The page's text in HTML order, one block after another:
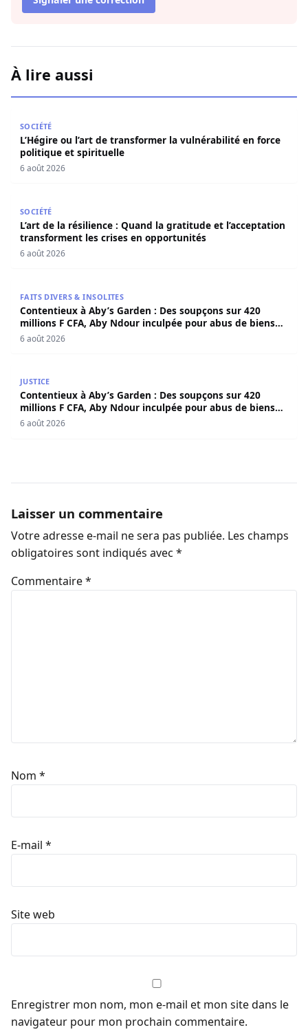
À lire aussi
SOCIÉTÉ
L’Hégire ou l’art de transformer la vulnérabilité en force
politique et spirituelle
6 août 2026
SOCIÉTÉ
L’art de la résilience : Quand la gratitude et l’acceptation
transforment les crises en opportunités
6 août 2026
FAITS DIVERS & INSOLITES
Contentieux à Aby’s Garden : Des soupçons sur 420
millions F CFA, Aby Ndour inculpée pour abus de biens
sociaux
6 août 2026
JUSTICE
Contentieux à Aby’s Garden : Des soupçons sur 420
millions F CFA, Aby Ndour inculpée pour abus de biens
sociaux
6 août 2026
Laisser un commentaire
Votre adresse e-mail ne sera pas publiée. Les champs
obligatoires sont indiqués avec *
Commentaire*
Nom *
E-mail *
Site web
Enregistrer mon nom, mon e-mail et mon site dans le
navigateur pour mon prochain commentaire.